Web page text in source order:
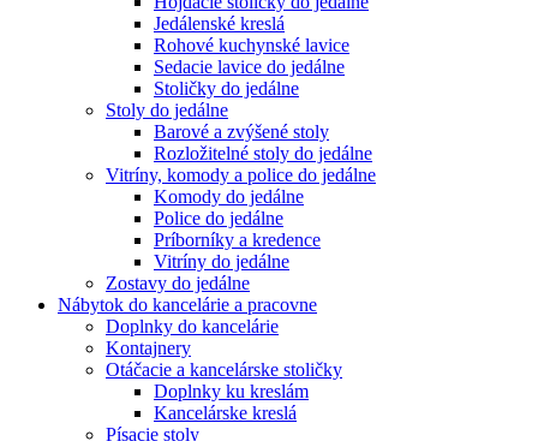
Jedálenské kreslá
Rohové kuchynské lavice
Sedacie lavice do jedálne
Stoličky do jedálne
Stoly do jedálne
Barové a zvýšené stoly
Rozložitelné stoly do jedálne
Vitríny, komody a police do jedálne
Komody do jedálne
Police do jedálne
Príborníky a kredence
Vitríny do jedálne
Zostavy do jedálne
Nábytok do kancelárie a pracovne
Doplnky do kancelárie
Kontajnery
Otáčacie a kancelárske stoličky
Doplnky ku kreslám
Kancelárske kreslá
Písacie stoly